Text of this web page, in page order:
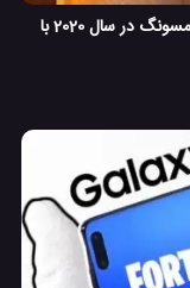
نگاهی به ویژگی های جالب گوشی گلکسی S10 سامسونگ در سال 2020 با